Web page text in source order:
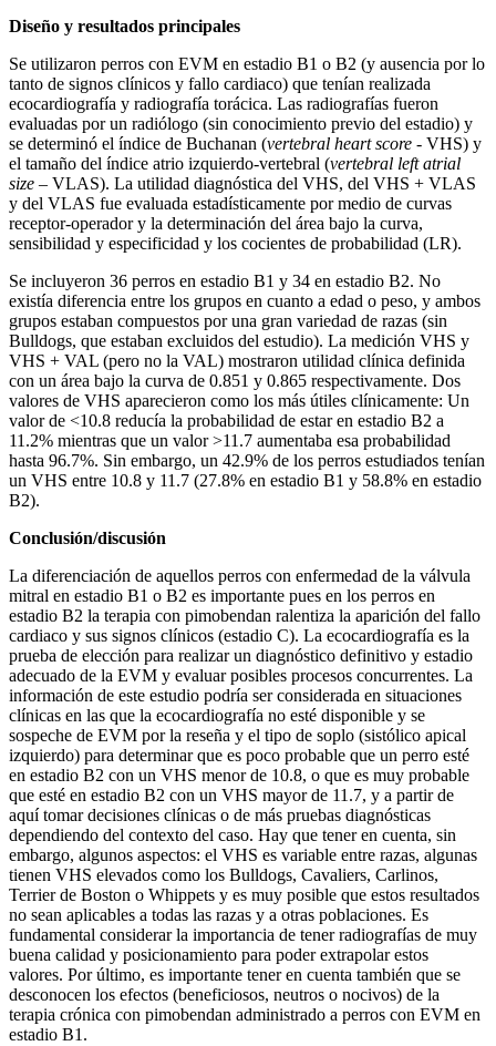
Diseño y resultados principales
Se utilizaron perros con EVM en estadio B1 o B2 (y ausencia por lo
tanto de signos clínicos y fallo cardiaco) que tenían realizada
ecocardiografía y radiografía torácica. Las radiografías fueron
evaluadas por un radiólogo (sin conocimiento previo del estadio) y
se determinó el índice de Buchanan (vertebral heart score - VHS) y
el tamaño del índice atrio izquierdo-vertebral (vertebral left atrial
size – VLAS). La utilidad diagnóstica del VHS, del VHS + VLAS
y del VLAS fue evaluada estadísticamente por medio de curvas
receptor-operador y la determinación del área bajo la curva,
sensibilidad y especificidad y los cocientes de probabilidad (LR).
Se incluyeron 36 perros en estadio B1 y 34 en estadio B2. No
existía diferencia entre los grupos en cuanto a edad o peso, y ambos
grupos estaban compuestos por una gran variedad de razas (sin
Bulldogs, que estaban excluidos del estudio). La medición VHS y
VHS + VAL (pero no la VAL) mostraron utilidad clínica definida
con un área bajo la curva de 0.851 y 0.865 respectivamente. Dos
valores de VHS aparecieron como los más útiles clínicamente: Un
valor de <10.8 reducía la probabilidad de estar en estadio B2 a
11.2% mientras que un valor >11.7 aumentaba esa probabilidad
hasta 96.7%. Sin embargo, un 42.9% de los perros estudiados tenían
un VHS entre 10.8 y 11.7 (27.8% en estadio B1 y 58.8% en estadio
B2).
Conclusión/discusión
La diferenciación de aquellos perros con enfermedad de la válvula
mitral en estadio B1 o B2 es importante pues en los perros en
estadio B2 la terapia con pimobendan ralentiza la aparición del fallo
cardiaco y sus signos clínicos (estadio C). La ecocardiografía es la
prueba de elección para realizar un diagnóstico definitivo y estadio
adecuado de la EVM y evaluar posibles procesos concurrentes. La
información de este estudio podría ser considerada en situaciones
clínicas en las que la ecocardiografía no esté disponible y se
sospeche de EVM por la reseña y el tipo de soplo (sistólico apical
izquierdo) para determinar que es poco probable que un perro esté
en estadio B2 con un VHS menor de 10.8, o que es muy probable
que esté en estadio B2 con un VHS mayor de 11.7, y a partir de
aquí tomar decisiones clínicas o de más pruebas diagnósticas
dependiendo del contexto del caso. Hay que tener en cuenta, sin
embargo, algunos aspectos: el VHS es variable entre razas, algunas
tienen VHS elevados como los Bulldogs, Cavaliers, Carlinos,
Terrier de Boston o Whippets y es muy posible que estos resultados
no sean aplicables a todas las razas y a otras poblaciones. Es
fundamental considerar la importancia de tener radiografías de muy
buena calidad y posicionamiento para poder extrapolar estos
valores. Por último, es importante tener en cuenta también que se
desconocen los efectos (beneficiosos, neutros o nocivos) de la
terapia crónica con pimobendan administrado a perros con EVM en
estadio B1.